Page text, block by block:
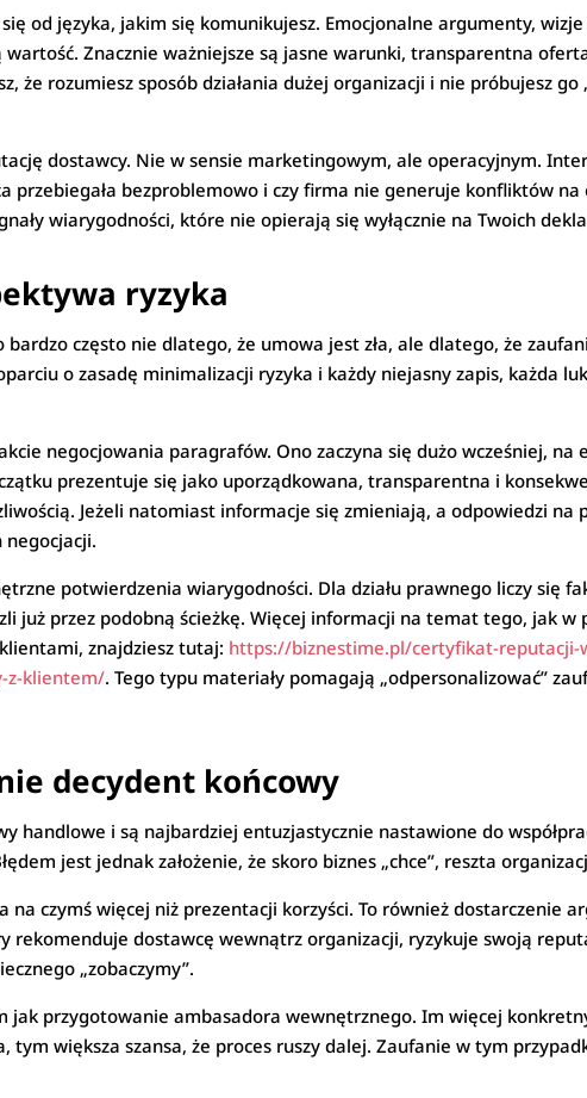
od języka, jakim się komunikujesz. Emocjonalne argumenty,
Znacznie ważniejsze są jasne warunki, transparentna
że rozumiesz sposób działania dużej organizacji i nie próbujesz
dostawcy. Nie w sensie marketingowym, ale operacyjnym.
przebiegała bezproblemowo i czy firma nie generuje konfliktów
wiarygodności, które nie opierają się wyłącznie na Twoich
ryzyka
często nie dlatego, że umowa jest zła, ale dlatego, że
o zasadę minimalizacji ryzyka i każdy niejasny zapis, każda
negocjowania paragrafów. Ono zaczyna się dużo wcześniej, na
prezentuje się jako uporządkowana, transparentna i
Jeżeli natomiast informacje się zmieniają, a odpowiedzi na
negocjacji.
potwierdzenia wiarygodności. Dla działu prawnego liczy się
już przez podobną ścieżkę. Więcej informacji na temat tego, jak w
znajdziesz tutaj: https://biznestime.pl/certyfikat-reputacji-
z-klientem/. Tego typu materiały pomagają „odpersonalizować”
decydent końcowy
handlowe i są najbardziej entuzjastycznie nastawione do
jest jednak założenie, że skoro biznes „chce”, reszta
czymś więcej niż prezentacji korzyści. To również dostarczenie
rekomenduje dostawcę wewnątrz organizacji, ryzykuje swoją
„zobaczymy”.
przygotowanie ambasadora wewnętrznego. Im więcej
większa szansa, że proces ruszy dalej. Zaufanie w tym